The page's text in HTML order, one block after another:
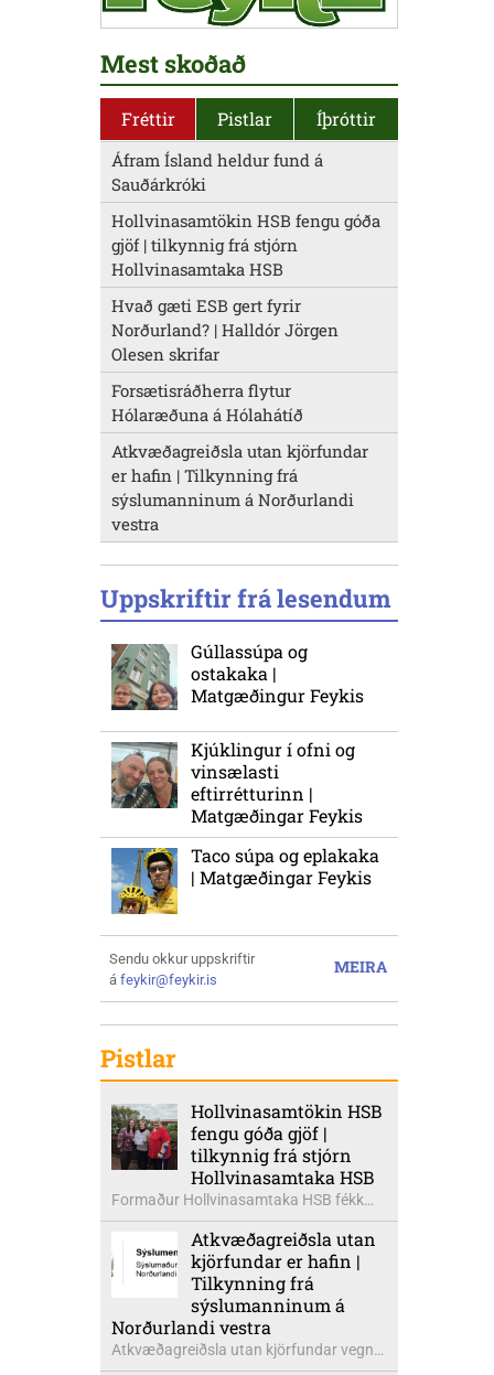
Mest skoðað
Fréttir Pistlar Íþróttir
Áfram Ísland heldur fund á
Sauðárkróki
Hollvinasamtökin HSB fengu góða
gjöf | tilkynnig frá stjórn
Hollvinasamtaka HSB
Hvað gæti ESB gert fyrir
Norðurland? | Halldór Jörgen
Olesen skrifar
Forsætisráðherra flytur
Hólaræðuna á Hólahátíð
Atkvæðagreiðsla utan kjörfundar
er hafin | Tilkynning frá
sýslumanninum á Norðurlandi
vestra
Uppskriftir frá lesendum
Gúllassúpa og
ostakaka |
Matgæðingur Feykis
Kjúklingur í ofni og
vinsælasti
eftirrétturinn |
Matgæðingar Feykis
Taco súpa og eplakaka
| Matgæðingar Feykis
MEIRA
Sendu okkur uppskriftir
á feykir@feykir.is
Pistlar
Hollvinasamtökin HSB
fengu góða gjöf |
tilkynnig frá stjórn
Hollvinasamtaka HSB
Formaður Hollvinasamtaka HSB fékk
heldur betur góða heimsók þann 5.
ágúst síðastliðinn. Þarna voru mættar
þær Ingibjörg á Auðólfsstöðum
formaður Kvenfélags
Bólstaðarhlíðarhrepps og Guðrún á
Auðkúlu formaður Kvenfélags
Svínavatnshrepps. Afhentu þær
Atkvæðagreiðsla utan
kjörfundar er hafin |
Tilkynning frá
sýslumanninum á
Norðurlandi vestra
Atkvæðagreiðsla utan kjörfundar vegna